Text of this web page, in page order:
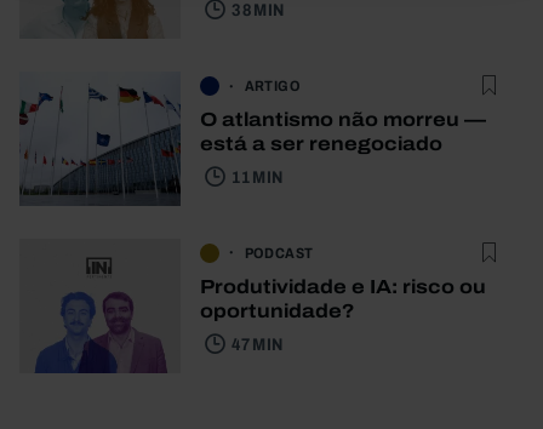
38 MIN
ARTIGO
O atlantismo não morreu —
está a ser renegociado
11 MIN
PODCAST
Produtividade e IA: risco ou
oportunidade?
47 MIN